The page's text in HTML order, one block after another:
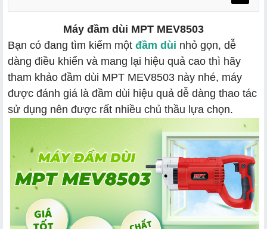
a, Xác định công trình và khối bê tông:
b, Hiểu công suất motor
Máy đầm dùi MPT MEV8503
Bạn có đang tìm kiếm một đầm dùi nhỏ gọn, dễ
dàng điều khiển và mang lại hiệu quả cao thì hãy
tham khảo đầm dùi MPT MEV8503 này nhé, máy
được đánh giá là đầm dùi hiệu quả dễ dàng thao tác
sử dụng nên được rất nhiều chủ thầu lựa chọn.